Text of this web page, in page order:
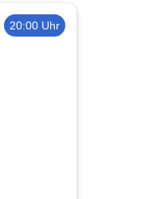
20:00 Uhr